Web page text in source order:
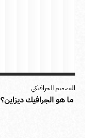
التصميم الجرافيكي
ما هو الجرافيك ديزاين؟